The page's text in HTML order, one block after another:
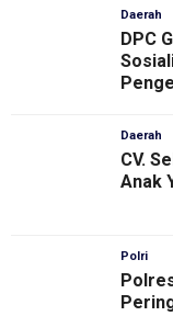
Daerah
DPC
Daerah
CV.
Anak
Polri